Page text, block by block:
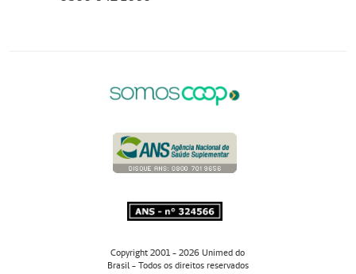
Copyright 2001 - 2026 Unimed do
Brasil - Todos os direitos reservados